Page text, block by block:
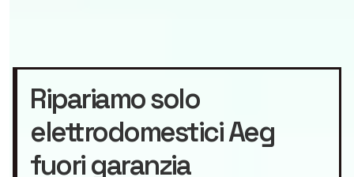
Ripariamo solo
elettrodomestici Aeg
fuori garanzia